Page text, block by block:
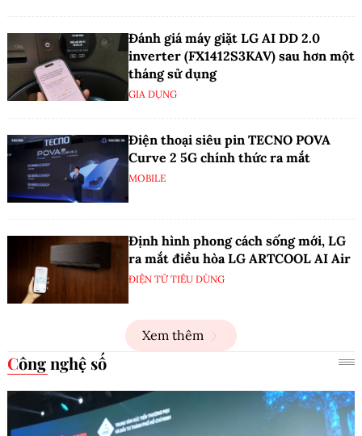
Đánh giá máy giặt LG AI DD 2.0
inverter (FX1412S3KAV) sau hơn một
tháng sử dụng
GIA DỤNG
Điện thoại siêu pin TECNO POVA
Curve 2 5G chính thức ra mắt
MOBILE
Định hình phong cách sống mới, LG
ra mắt điều hòa LG ARTCOOL AI Air
ĐIỆN TỬ TIÊU DÙNG
Xem thêm
Công nghệ số